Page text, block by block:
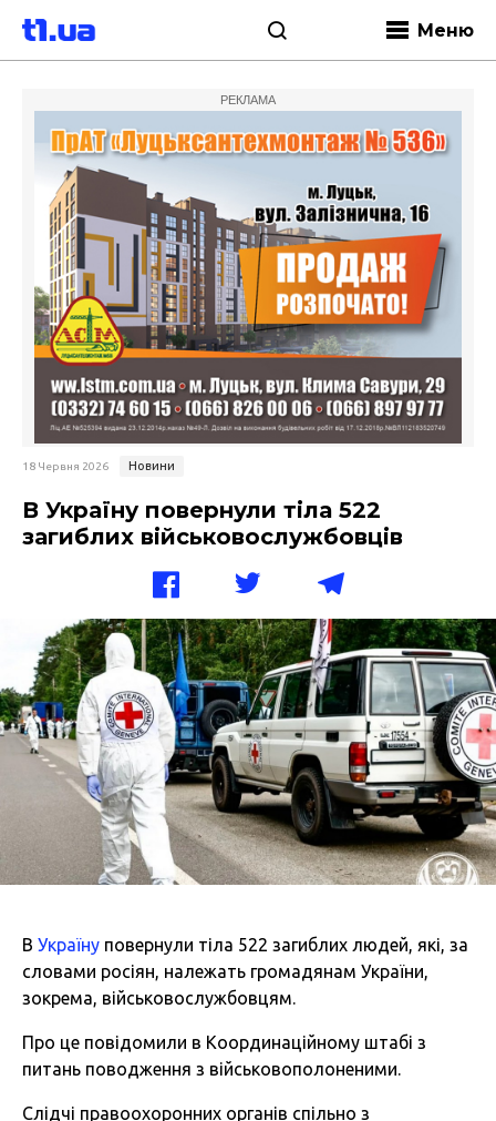
Меню
РЕКЛАМА
18 Червня 2026 Новини
В Україну повернули тіла 522
загиблих військовослужбовців
В Україну повернули тіла 522 загиблих людей, які, за
словами росіян, належать громадянам України,
зокрема, військовослужбовцям.
Про це повідомили в Координаційному штабі з
питань поводження з військовополоненими.
Слідчі правоохоронних органів спільно з